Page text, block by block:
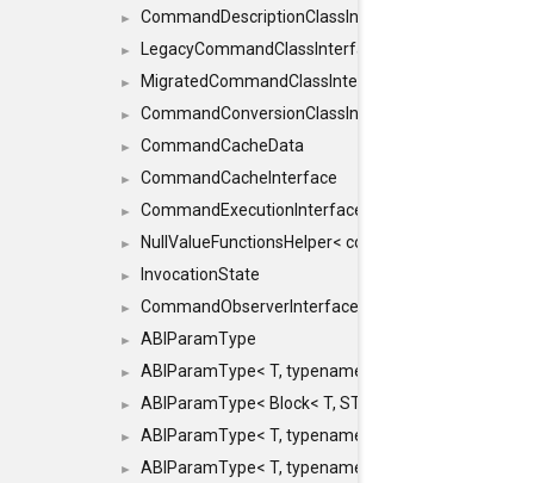
► CommandDescriptionClassInterface
► LegacyCommandClassInterface
► MigratedCommandClassInterface
► CommandConversionClassInterface
► CommandCacheData
► CommandCacheInterface
► CommandExecutionInterface
► NullValueFunctionsHelper< const Result<
► InvocationState
► CommandObserverInterface
► ABIParamType
► ABIParamType< T, typename std::enable_if<
► ABIParamType< Block< T, STRIDED, MOVE > >
► ABIParamType< T, typename std::enable_if<
► ABIParamType< T, typename std::enable_if<